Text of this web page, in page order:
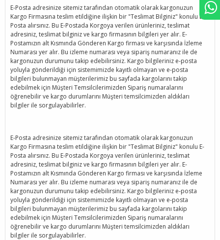
E-Posta adresinize sitemiz tarafından otomatik olarak kargonuzun
Kargo Firmasına teslim etildiğine ilişkin bir "Teslimat Bilginiz" konulu E-
Posta alırsınız. Bu E-Postada Korgoya verilen ürünleriniz, teslimat
adresiniz, teslimat bilginiz ve kargo firmasının bilgileri yer alır. E-
Postamızın alt Kısmında Gönderen Kargo firması ve karşısında İzleme
Numarası yer alır. Bu izleme numarası veya sipariş numaranız ile de
kargonuzun durumunu takip edebilirsiniz. Kargo bilgileriniz e-posta
yoluyla gönderildiği için sistemimizde kayıtlı olmayan ve e-posta
bilgileri bulunmayan müşterilerimiz bu sayfada kargolarını takip
edebilmek için Müşteri Temsilcilerimizden Sipariş numaralarını
öğrenebilir ve kargo durumlarını Müşteri temsilcimizden aldıkları
bilgiler ile sorgulayabilirler.
E-Posta adresinize sitemiz tarafından otomatik olarak kargonuzun
Kargo Firmasına teslim etildiğine ilişkin bir "Teslimat Bilginiz" konulu E-
Posta alırsınız. Bu E-Postada Korgoya verilen ürünleriniz, teslimat
adresiniz, teslimat bilginiz ve kargo firmasının bilgileri yer alır. E-
Postamızın alt Kısmında Gönderen Kargo firması ve karşısında İzleme
Numarası yer alır. Bu izleme numarası veya sipariş numaranız ile de
kargonuzun durumunu takip edebilirsiniz. Kargo bilgileriniz e-posta
yoluyla gönderildiği için sistemimizde kayıtlı olmayan ve e-posta
bilgileri bulunmayan müşterilerimiz bu sayfada kargolarını takip
edebilmek için Müşteri Temsilcilerimizden Sipariş numaralarını
öğrenebilir ve kargo durumlarını Müşteri temsilcimizden aldıkları
bilgiler ile sorgulayabilirler.